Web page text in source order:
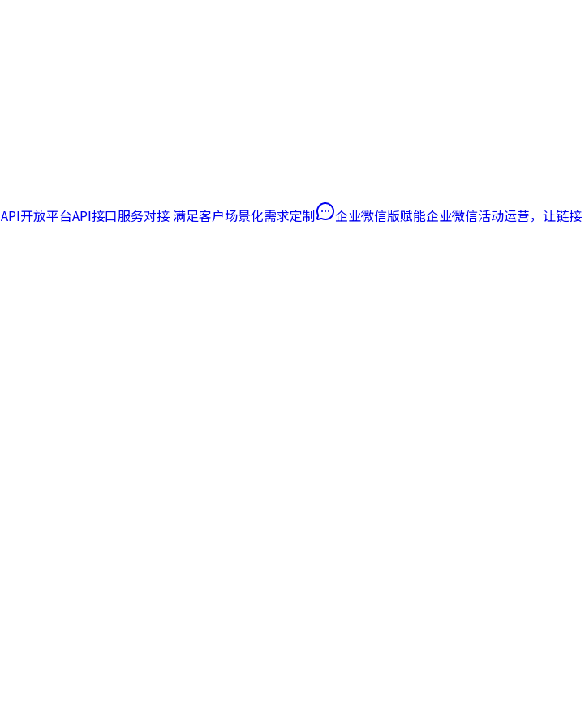
API开放平台API接口服务对接 满足客户场景化需求定制 企业微信版赋能企业微信活动运营，让链接